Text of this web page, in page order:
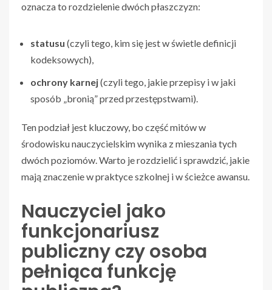
oznacza to rozdzielenie dwóch płaszczyzn:
statusu (czyli tego, kim się jest w świetle definicji
kodeksowych),
ochrony karnej(czyli tego, jakie przepisy i w jaki
sposób „bronią” przed przestępstwami).
Ten podział jest kluczowy, bo część mitów w
środowisku nauczycielskim wynika z mieszania tych
dwóch poziomów. Warto je rozdzielić i sprawdzić, jakie
mają znaczenie w praktyce szkolnej i w ścieżce awansu.
Nauczyciel jako
funkcjonariusz
publiczny czy osoba
pełniąca funkcję